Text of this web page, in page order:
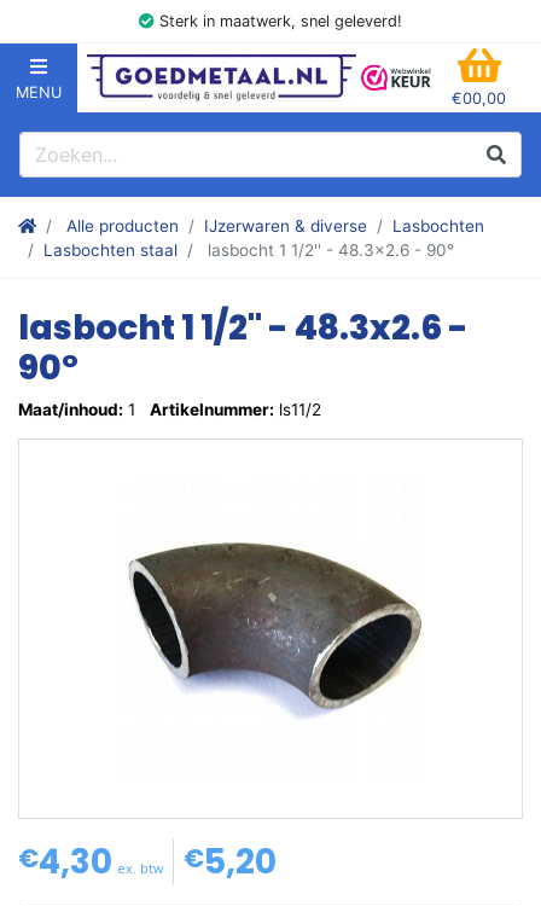
Sterk in maatwerk, snel geleverd!
MENU
GOEDMETAAL.NL
€00,00
Zoeken
Zoek
Stalen kokers, hoekstaal, Balk, Buizen Plat, Strippen, Plaat en
Alle producten IJzerwaren & diverse
Lasbochten
Lasbochten staal
lasbocht 1 1/2'' - 48.3x2.6 - 90°
lasbocht 1 1/2'' - 48.3x2.6 -
90°
Maat/inhoud: 1 Artikelnummer: ls11/2
op voorraad
€4,30 ex. btw €5,20